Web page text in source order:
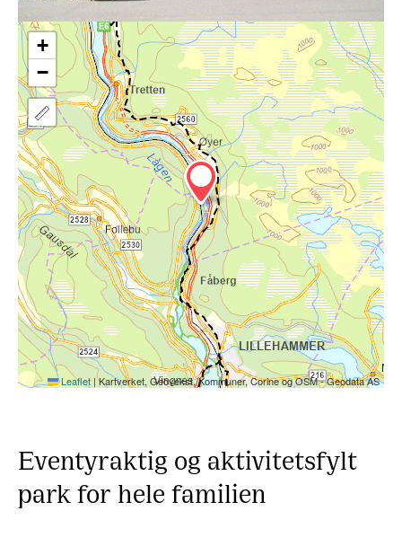
+
−
Leaflet |Kartverket, Geovekst, Kommuner, Corine og OSM - Geodata AS
Eventyraktig og aktivitetsfylt
park for hele familien